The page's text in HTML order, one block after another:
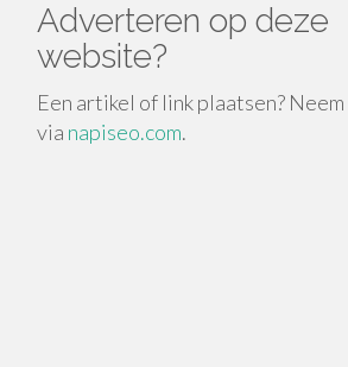
Adverteren op deze
website?
Een artikel of link plaatsen?
via napiseo.com.